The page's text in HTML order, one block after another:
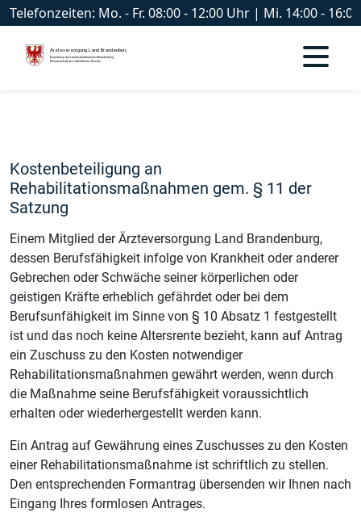
Telefonzeiten: Mo. - Fr. 08:00 - 12:00 Uhr | Mi. 14:00 -
Kostenbeteiligung an
Rehabilitationsmaßnahmen gem. § 11 der
Satzung
Einem Mitglied der Ärzteversorgung Land Brandenburg,
dessen Berufsfähigkeit infolge von Krankheit oder anderer
Gebrechen oder Schwäche seiner körperlichen oder
geistigen Kräfte erheblich gefährdet oder bei dem
Berufsunfähigkeit im Sinne von § 10 Absatz 1 festgestellt
ist und das noch keine Altersrente bezieht, kann auf Antrag
ein Zuschuss zu den Kosten notwendiger
Rehabilitationsmaßnahmen gewährt werden, wenn durch
die Maßnahme seine Berufsfähigkeit voraussichtlich
erhalten oder wiederhergestellt werden kann.
Ein Antrag auf Gewährung eines Zuschusses zu den Kosten
einer Rehabilitationsmaßnahme ist schriftlich zu stellen.
Den entsprechenden Formantrag übersenden wir Ihnen nach
Eingang Ihres formlosen Antrages.